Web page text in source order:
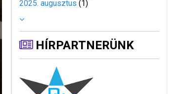
2025. augusztus (1)
HÍRPARTNERÜNK